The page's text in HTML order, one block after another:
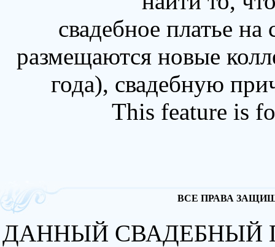
свадебное платье
размещаются новые
года), свадебную
This feature is
ВСЕ ПРАВА
ДАННЫЙ СВАДЕБНЫЙ